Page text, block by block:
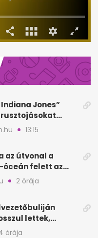
Jones”
sivatagban
13:15
az útvonal a
óceán felett az
járatoknál
2 órája
lettek,
szervezők
órája